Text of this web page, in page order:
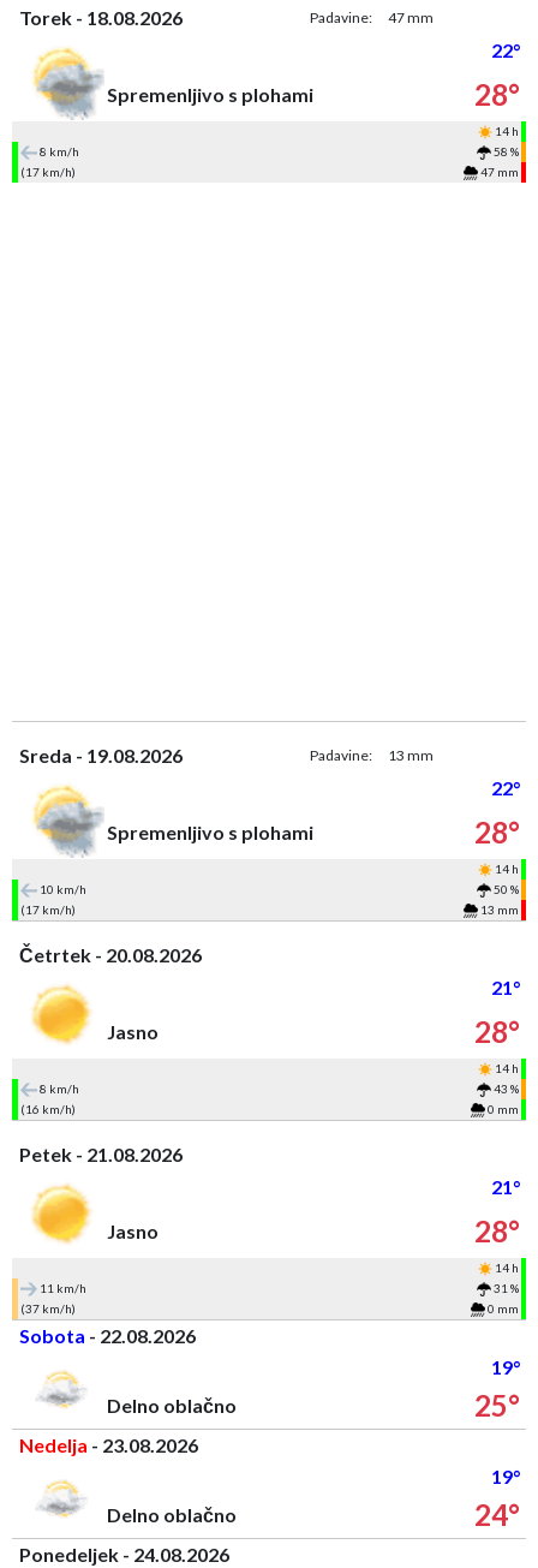
Torek - 18.08.2026 Padavine: 47 mm
22°
Spremenljivo s plohami
28°
14 h
8 km/h
58 %
(17 km/h)
47 mm
Sreda - 19.08.2026 Padavine: 13 mm
22°
Spremenljivo s plohami
28°
14 h
10 km/h
50 %
(17 km/h)
13 mm
Četrtek - 20.08.2026
21°
Jasno
28°
14 h
8 km/h
43 %
(16 km/h)
0 mm
Petek - 21.08.2026
21°
Jasno
28°
14 h
11 km/h
31 %
(37 km/h)
0 mm
Sobota - 22.08.2026
19°
Delno oblačno
25°
Nedelja - 23.08.2026
19°
Delno oblačno
24°
Ponedeljek - 24.08.2026